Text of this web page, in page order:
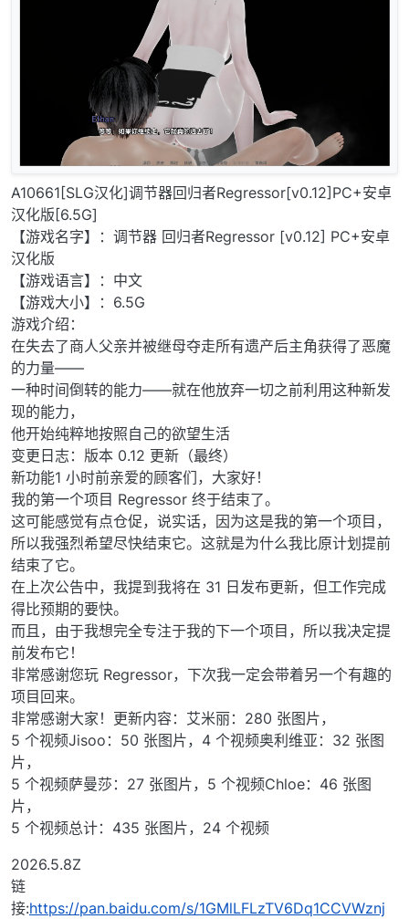
A10661[SLG汉化]调节器回归者Regressor[v0.12]PC+安卓
汉化版[6.5G]
【游戏名字】：调节器 回归者Regressor [v0.12] PC+安卓
汉化版
【游戏语言】：中文
【游戏大小】：6.5G
游戏介绍：
在失去了商人父亲并被继母夺走所有遗产后主角获得了恶魔
的力量——
一种时间倒转的能力——就在他放弃一切之前利用这种新发
现的能力，
他开始纯粹地按照自己的欲望生活
变更日志：版本 0.12 更新（最终）
新功能1 小时前亲爱的顾客们，大家好！
我的第一个项目 Regressor 终于结束了。
这可能感觉有点仓促，说实话，因为这是我的第一个项目，
所以我强烈希望尽快结束它。这就是为什么我比原计划提前
结束了它。
在上次公告中，我提到我将在 31 日发布更新，但工作完成
得比预期的要快。
而且，由于我想完全专注于我的下一个项目，所以我决定提
前发布它！
非常感谢您玩 Regressor，下次我一定会带着另一个有趣的
项目回来。
非常感谢大家！更新内容：艾米丽：280 张图片，
5 个视频Jisoo：50 张图片，4 个视频奥利维亚：32 张图
片，
5 个视频萨曼莎：27 张图片，5 个视频Chloe：46 张图
片，
5 个视频总计：435 张图片，24 个视频
2026.5.8Z
链
接:https://pan.baidu.com/s/1GMlLFLzTV6Dq1CCVWznj